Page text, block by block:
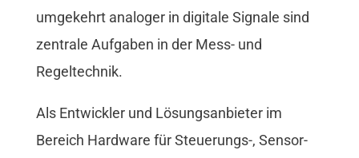
umgekehrt analoger in digitale Signale sind
zentrale Aufgaben in der Mess- und
Regeltechnik.
Als Entwickler und Lösungsanbieter im
Bereich Hardware für Steuerungs-, Sensor-